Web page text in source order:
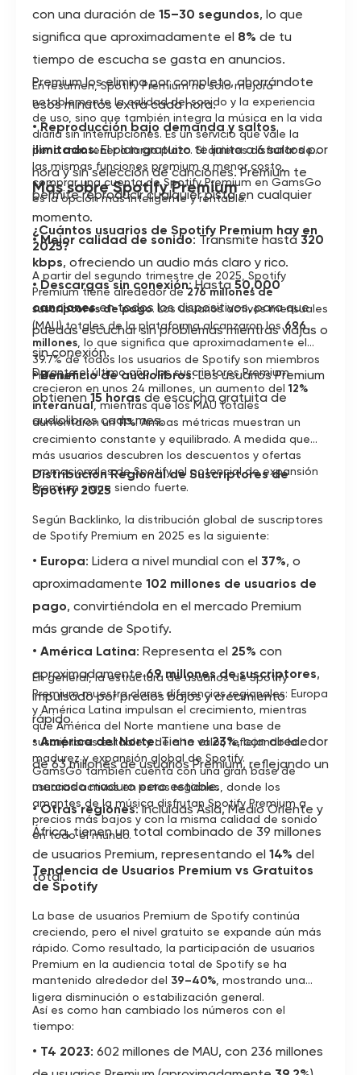
con una duración de 15–30 segundos, lo que
significa que aproximadamente el 8% de tu
tiempo de escucha se gasta en anuncios.
Premium los elimina por completo, ahorrándote
esos minutos extra cada hora.
•Reproducción bajo demanda y saltos
ilimitados: El plan gratuito te limita a 6 saltos por
hora y sin selección de canciones. Premium te
permite reproducir cualquier pista en cualquier
momento.
•Mejor calidad de sonido: Transmite hasta 320
kbps, ofreciendo un audio más claro y rico.
•Descargas sin conexión: Hasta50,000
cancionesen todos los dispositivos, para que
puedas escuchar sin problemas mientras viajas o
sin conexión.
•Beneficio de audiolibros: Los usuarios Premium
obtienen15 horasde escucha gratuita de
audiolibros cada mes.
En resumen, Spotify Premium no solo mejora
notablemente la calidad del sonido y la experiencia
de uso, sino que también integra la música en la vida
diaria sin interrupciones. Es un servicio que vale la
pena mantener a largo plazo. Si quieres disfrutar de
las mismas funciones premium a menor costo,
comprar una cuenta de Spotify Premium en GamsGo
es la opción más inteligente y rentable.
Más sobre Spotify Premium
¿Cuántos usuarios de Spotify Premium hay en
2025?
A partir del segundo trimestre de 2025, Spotify
Premium tiene alrededor de276 millones de
suscriptores de pago. Los usuarios activos mensuales
(MAU) totales de la plataforma alcanzaron los696
millones , lo que significa que aproximadamente el
39.7% de todos los usuarios de Spotify son miembros
Premium.
Durante el último año, los suscriptores Premium
crecieron en unos 24 millones, un aumento del12%
interanual, mientras que los MAU totales
aumentaron un11%. Ambas métricas muestran un
crecimiento constante y equilibrado. A medida que
más usuarios descubren los descuentos y ofertas
promocionales de Spotify, el potencial de expansión
Premium sigue siendo fuerte.
Distribución Regional de Suscriptores de
Spotify 2025
Según Backlinko, la distribución global de suscriptores
de Spotify Premium en 2025 es la siguiente:
• Europa: Lidera a nivel mundial con el 37%, o
aproximadamente 102 millones de usuarios de
pago, convirtiéndola en el mercado Premium
más grande de Spotify.
• América Latina: Representa el 25% con
aproximadamente69 millones de suscriptores,
impulsado por precios bajos y crecimiento
rápido.
•América del Norte: Tiene el23%, con alrededor
de 63 millones de usuarios Premium, reflejando un
mercado maduro pero estable.
•Otras regiones: Incluidas Asia, Medio Oriente y
África, tienen un total combinado de 39 millones
de usuarios Premium, representando el 14% del
total.
En general, la estructura de usuarios de Spotify
Premium muestra claras diferencias regionales: Europa
y América Latina impulsan el crecimiento, mientras
que América del Norte mantiene una base de
suscriptores estable y de alto valor, reflejando la
madurez y expansión global de Spotify.
GamsGo también cuenta con una gran base de
usuarios activos en estas regiones, donde los
amantes de la música disfrutan Spotify Premium a
precios más bajos y con la misma calidad de sonido
en todo el mundo.
Tendencia de Usuarios Premium vs Gratuitos
de Spotify
La base de usuarios Premium de Spotify continúa
creciendo, pero el nivel gratuito se expande aún más
rápido. Como resultado, la participación de usuarios
Premium en la audiencia total de Spotify se ha
mantenido alrededor del 39–40% , mostrando una
ligera disminución o estabilización general.
Así es como han cambiado los números con el
tiempo:
• T4 2023: 602 millones de MAU, con 236 millones